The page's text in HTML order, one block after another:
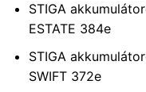
STIGA
ESTATE 384e
STIGA
SWIFT 372e